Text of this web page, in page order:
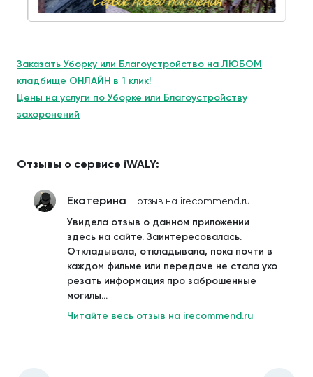
Заказать Уборку или Благоустройство на ЛЮБОМ
кладбище ОНЛАЙН в 1 клик!
Цены на услуги по Уборке или Благоустройству
захоронений
Отзывы о сервисе iWALY:
Екатерина - отзыв на irecommend.ru
Увидела отзыв о данном приложении
здесь на сайте. Заинтересовалась.
Откладывала, откладывала, пока почти в
каждом фильме или передаче не стала ухо
резать информация про заброшенные
могилы...
Читайте весь отзыв на irecommend.ru